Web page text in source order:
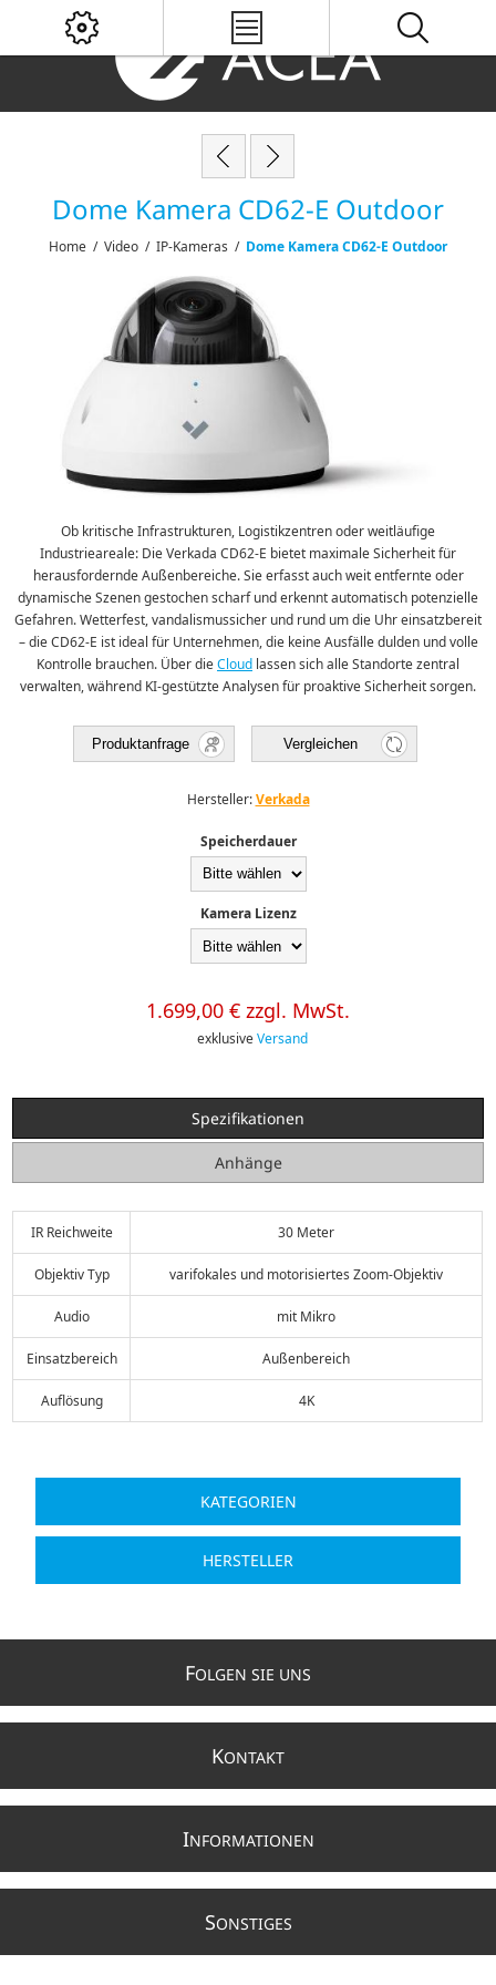
Dome Kamera CD62-E Outdoor
Home / Video / IP-Kameras / Dome Kamera CD62-E Outdoor
Ob kritische Infrastrukturen, Logistikzentren oder weitläufige
Industrieareale: Die Verkada CD62-E bietet maximale Sicherheit für
herausfordernde Außenbereiche. Sie erfasst auch weit entfernte oder
dynamische Szenen gestochen scharf und erkennt automatisch potenzielle
Gefahren. Wetterfest, vandalismussicher und rund um die Uhr einsatzbereit
– die CD62-E ist ideal für Unternehmen, die keine Ausfälle dulden und volle
Kontrolle brauchen. Über dieCloud lassen sich alle Standorte zentral
verwalten, während KI-gestützte Analysen für proaktive Sicherheit sorgen.
Produktanfrage Vergleichen
Hersteller: Verkada
Speicherdauer
Kamera Lizenz
1.699,00 € zzgl. MwSt.
exklusiveVersand
Spezifikationen
Anhänge
IR Reichweite 30 Meter
Objektiv Typ varifokales und motorisiertes Zoom-Objektiv
Audio mit Mikro
Einsatzbereich Außenbereich
Auflösung 4K
KATEGORIEN
HERSTELLER
FOLGEN SIE UNS
KONTAKT
INFORMATIONEN
SONSTIGES